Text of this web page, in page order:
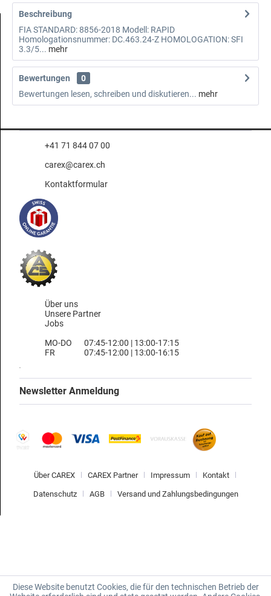
Beschreibung
FIA STANDARD: 8856-2018 Modell: RAPID
Homologationsnummer: DC.463.24-Z HOMOLOGATION: SFI
3.3/5... mehr
Bewertungen
0
Bewertungen lesen, schreiben und diskutieren... mehr
+41 71 844 07 00
carex@carex.ch
Kontaktformular
Über uns
Unsere Partner
Jobs
MO-DO
FR
07:45-12:00 | 13:00-17:15
07:45-12:00 | 13:00-16:15
Newsletter Anmeldung
Über CAREX CAREX Partner Impressum Kontakt
Datenschutz AGB Versand und Zahlungsbedingungen
Diese Website benutzt Cookies, die für den technischen Betrieb der